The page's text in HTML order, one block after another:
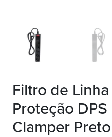
Filtro de
Proteção
Clamper Preto